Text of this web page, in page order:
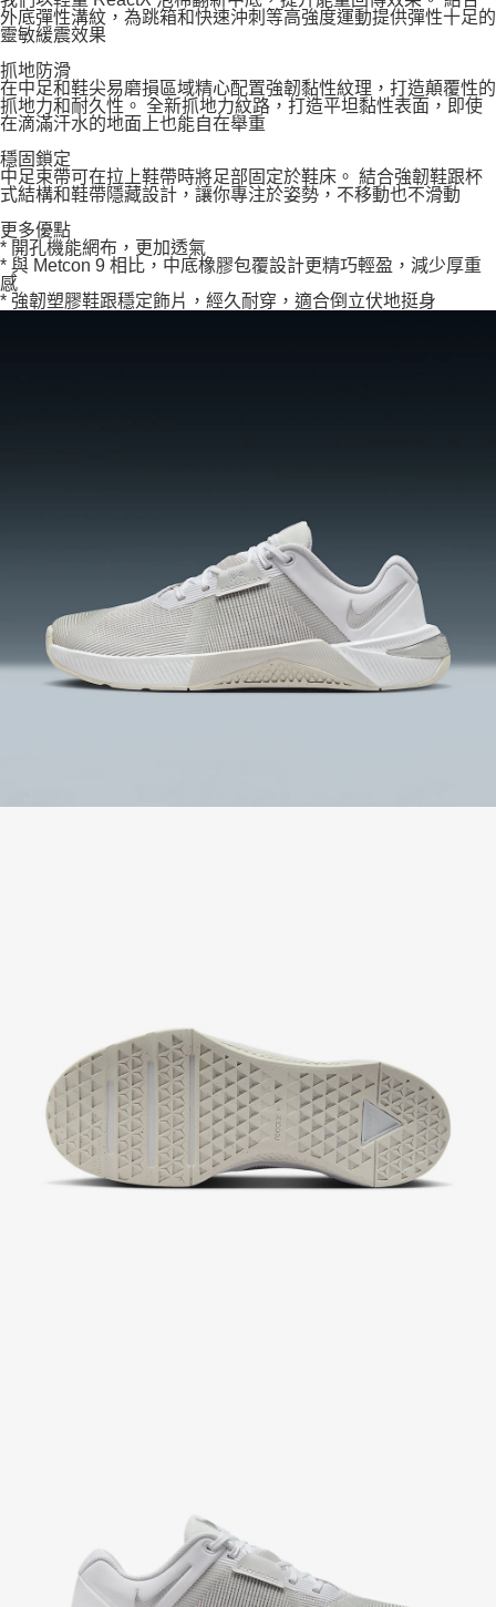
外底彈性溝紋，為跳箱和快速沖刺等高強度運動提供彈性十足的
靈敏緩震效果
抓地防滑
在中足和鞋尖易磨損區域精心配置強韌黏性紋理，打造顛覆性的
抓地力和耐久性。 全新抓地力紋路，打造平坦黏性表面，即使
在滴滿汗水的地面上也能自在舉重
穩固鎖定
中足束帶可在拉上鞋帶時將足部固定於鞋床。 結合強韌鞋跟杯
式結構和鞋帶隱藏設計，讓你專注於姿勢，不移動也不滑動
更多優點
* 開孔機能網布，更加透氣
* 與 Metcon 9 相比，中底橡膠包覆設計更精巧輕盈，減少厚重
感
* 強韌塑膠鞋跟穩定飾片，經久耐穿，適合倒立伏地挺身